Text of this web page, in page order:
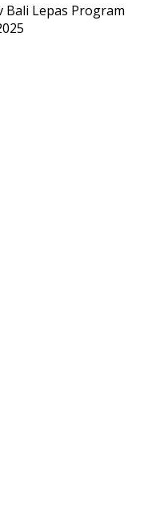
Lepas Program